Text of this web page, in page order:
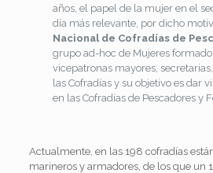
años, el papel de la mujer en el
día más relevante, por dicho
Nacional de Cofradías de
grupo ad-hoc de Mujeres
vicepatronas mayores,
las Cofradías y su objetivo es dar
en las Cofradías de Pescadores y
Actualmente, en las 198 cofradías
marineros y armadores, de los que un